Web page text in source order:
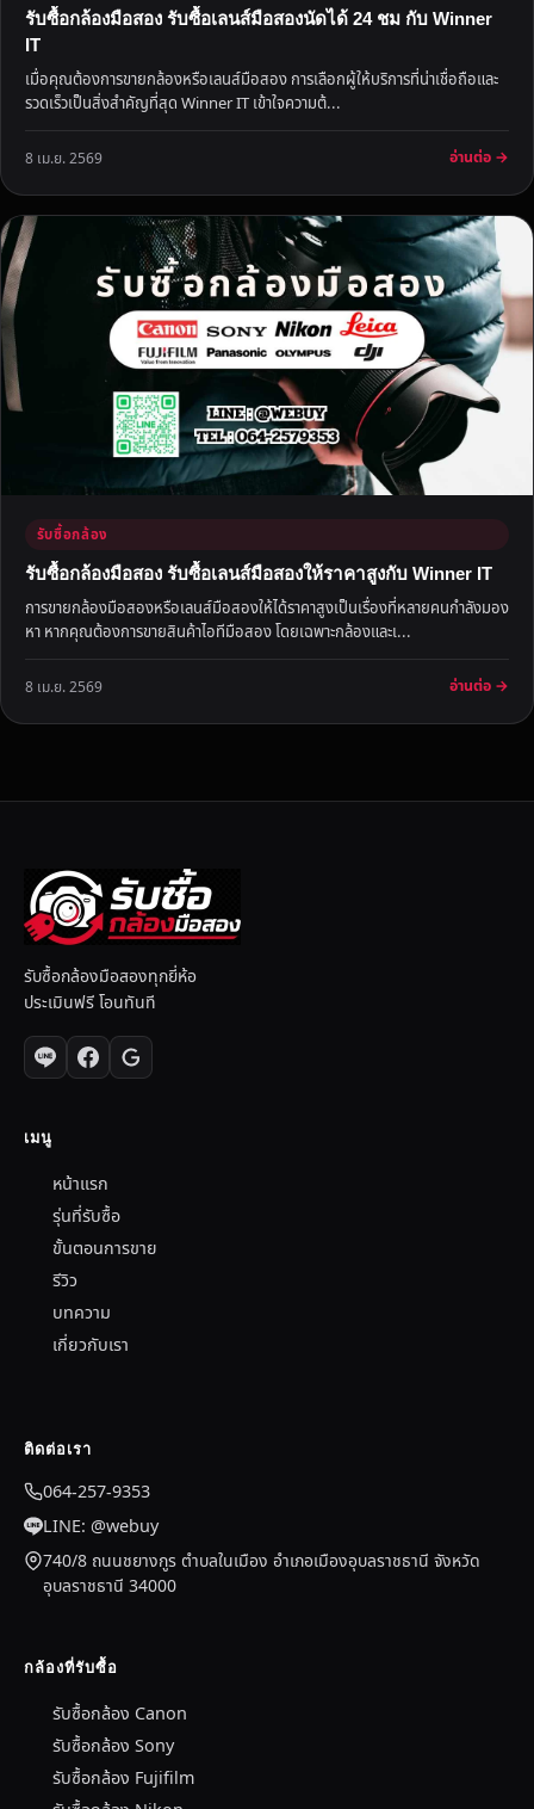
รับซื้อกล้องมือสอง รับซื้อเลนส์มือสองนัดได้ 24 ชม กับ Winner
IT
เมื่อคุณต้องการขายกล้องหรือเลนส์มือสอง การเลือกผู้ให้บริการที่น่าเชื่อถือและ
รวดเร็วเป็นสิ่งสำคัญที่สุด Winner IT เข้าใจความต้...
8 เม.ย. 2569 อ่านต่อ →
รับซื้อกล้อง
รับซื้อกล้องมือสอง รับซื้อเลนส์มือสองให้ราคาสูงกับ Winner IT
การขายกล้องมือสองหรือเลนส์มือสองให้ได้ราคาสูงเป็นเรื่องที่หลายคนกำลังมอง
หา หากคุณต้องการขายสินค้าไอทีมือสอง โดยเฉพาะกล้องและเ...
8 เม.ย. 2569 อ่านต่อ →
รับซื้อกล้องมือสองทุกยี่ห้อ
ประเมินฟรี โอนทันที
เมนู
หน้าแรก
รุ่นที่รับซื้อ
ขั้นตอนการขาย
รีวิว
บทความ
เกี่ยวกับเรา
ติดต่อเรา
064-257-9353
LINE: @webuy
740/8 ถนนชยางกูร ตำบลในเมือง อำเภอเมืองอุบลราชธานี จังหวัด
อุบลราชธานี 34000
กล้องที่รับซื้อ
รับซื้อกล้อง Canon
รับซื้อกล้อง Sony
รับซื้อกล้อง Fujifilm